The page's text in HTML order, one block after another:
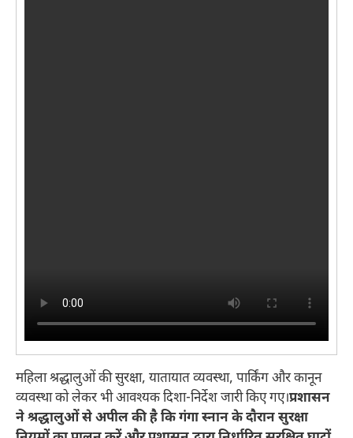
महिला श्रद्धालुओं की सुरक्षा, यातायात व्यवस्था, पार्किंग और कानून
व्यवस्था को लेकर भी आवश्यक दिशा-निर्देश जारी किए गए।प्रशासन
ने श्रद्धालुओं से अपील की है कि गंगा स्नान के दौरान सुरक्षा